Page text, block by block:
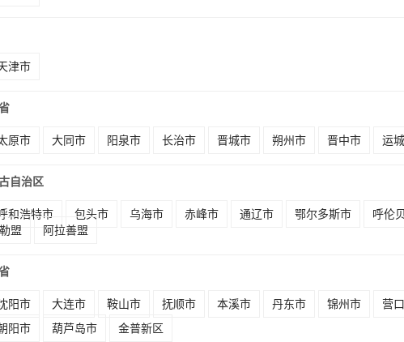
津市
原市 大同市 阳泉市 长治市 晋城市 朔州市 晋中市 运
自治区
和浩特市 包头市 乌海市 赤峰市 通辽市 鄂尔多斯市 呼伦
盟
阿拉善盟
阳市 大连市 鞍山市 抚顺市 本溪市 丹东市 锦州市 营
阳市
葫芦岛市 金普新区